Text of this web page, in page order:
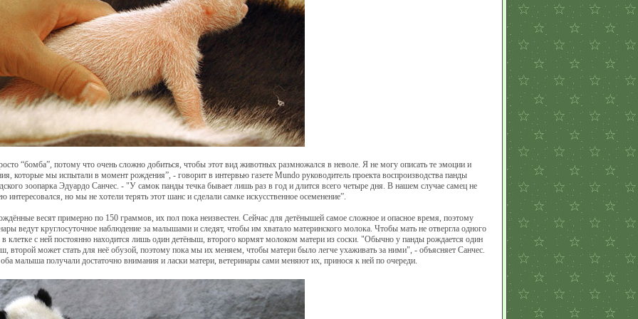
“бомба”, потому что очень сложно добиться, чтобы этот вид животных размножался в неволе. Я не могу описать те эмоции и
которые мы испытали в момент рождения”, - говорит в интервью газете Mundo руководитель проекта воспроизводства панды
зоопарка Эдуардо Санчес. - "У самок панды течка бывает лишь раз в год и длится всего четыре дня. В нашем случае самец не
интересовался, но мы не хотели терять этот шанс и сделали самке искусственное осеменение”.
весят примерно по 150 граммов, их пол пока неизвестен. Сейчас для детёнышей самое сложное и опасное время, поэтому
ведут круглосуточное наблюдение за малышами и следят, чтобы им хватало материнского молока. Чтобы мать не отвергла одного
в клетке с ней постоянно находится лишь один детёныш, второго кормят молоком матери из соски. "Обычно у панды рождается один
второй может стать для неё обузой, поэтому пока мы их меняем, чтобы матери было легче ухаживать за ними", - объясняет Санчес.
малыша получали достаточно внимания и ласки матери, ветеринары сами меняют их, принося к ней по очереди.